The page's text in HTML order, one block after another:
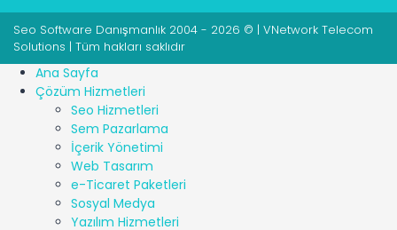
Seo Software Danışmanlık 2004 - 2026 © | VNetwork Telecom
Solutions | Tüm hakları saklıdır
Ana Sayfa
Çözüm Hizmetleri
Seo Hizmetleri
Sem Pazarlama
İçerik Yönetimi
Web Tasarım
e-Ticaret Paketleri
Sosyal Medya
Yazılım Hizmetleri